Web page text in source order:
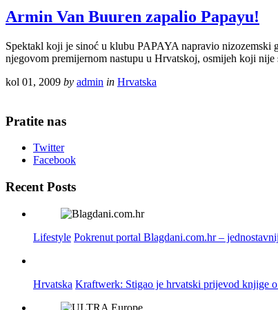
Armin Van Buuren zapalio Papayu!
Spektakl koji je sinoć u klubu PAPAYA napravio
njegovom premijernom nastupu u Hrvatskoj, osmijeh koji
kol 01, 2009 by admin in Hrvatska
Pratite nas
Twitter
Facebook
Recent Posts
Lifestyle Pokrenut portal Blagdani.com.hr –
Hrvatska Kraftwerk: Stigao je hrvatski prijevod knjige